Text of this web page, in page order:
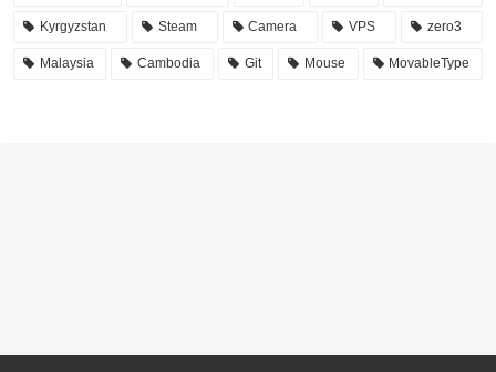
Kyrgyzstan Steam Camera VPS zero3
Malaysia Cambodia Git Mouse MovableType